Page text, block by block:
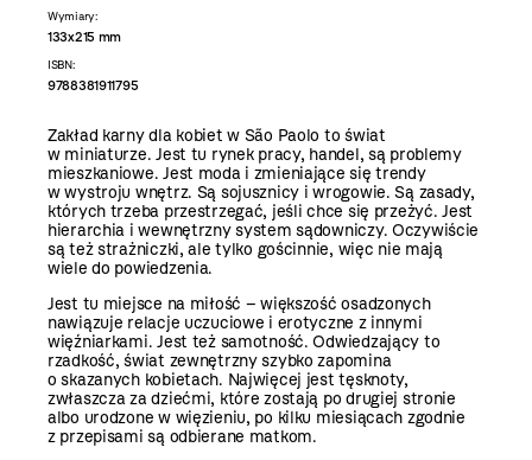
Wymiary:
133x215 mm
ISBN:
9788381911795
Zakład karny dla kobiet w São Paolo to świat
w miniaturze. Jest tu rynek pracy, handel, są problemy
mieszkaniowe. Jest moda i zmieniające się trendy
w wystroju wnętrz. Są sojusznicy i wrogowie. Są zasady,
których trzeba przestrzegać, jeśli chce się przeżyć. Jest
hierarchia i wewnętrzny system sądowniczy. Oczywiście
są też strażniczki, ale tylko gościnnie, więc nie mają
wiele do powiedzenia.
Jest tu miejsce na miłość – większość osadzonych
nawiązuje relacje uczuciowe i erotyczne z innymi
więźniarkami. Jest też samotność. Odwiedzający to
rzadkość, świat zewnętrzny szybko zapomina
o skazanych kobietach. Najwięcej jest tęsknoty,
zwłaszcza za dziećmi, które zostają po drugiej stronie
albo urodzone w więzieniu, po kilku miesiącach zgodnie
z przepisami są odbierane matkom.